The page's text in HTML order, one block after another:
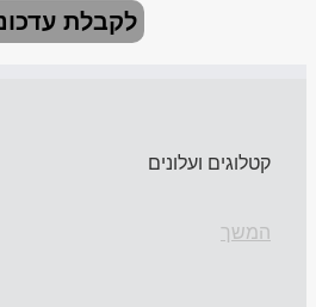
לקבלת
קטלוגים ועלונים
המשך